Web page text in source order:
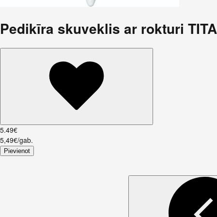
Pedikīra skuveklis ar rokturi
5.49€
5,49€/gab.
Pievienot